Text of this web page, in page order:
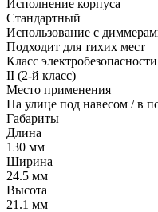
Исполнение корпуса
Стандартный
Использование с
Подходит для тихих мест
Класс электробезопасности
II (2-й класс)
Место применения
На улице под навесом / в
Габариты
Длина
130 мм
Ширина
24.5 мм
Высота
21.1 мм